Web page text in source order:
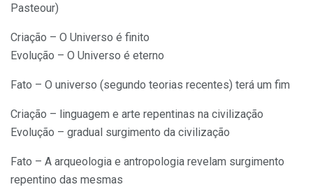
Pasteour)
Criação – O Universo é finito
Evolução – O Universo é eterno
Fato – O universo (segundo teorias recentes) terá um fim
Criação – linguagem e arte repentinas na civilização
Evolução – gradual surgimento da civilização
Fato – A arqueologia e antropologia revelam surgimento
repentino das mesmas